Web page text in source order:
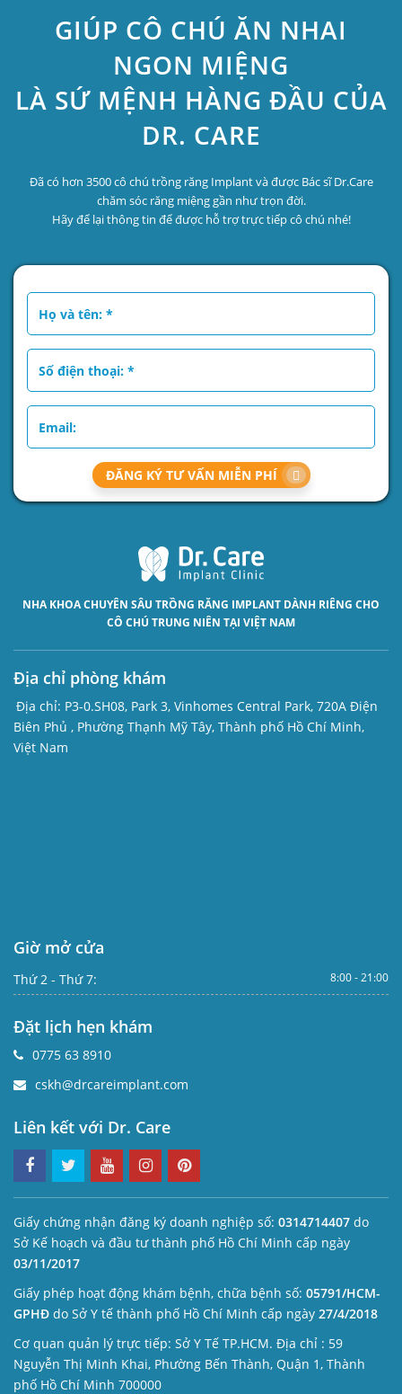
GIÚP CÔ CHÚ ĂN NHAI
NGON MIỆNG
LÀ SỨ MỆNH HÀNG ĐẦU CỦA
DR. CARE
Đã có hơn 3500 cô chú trồng răng Implant và được Bác sĩ Dr.Care
chăm sóc răng miệng gần như trọn đời.
Hãy để lại thông tin để được hỗ trợ trực tiếp cô chú nhé!
ĐĂNG KÝ TƯ VẤN MIỄN PHÍ
NHA KHOA CHUYÊN SÂU TRỒNG RĂNG IMPLANT DÀNH RIÊNG CHO
CÔ CHÚ TRUNG NIÊN TẠI VIỆT NAM
Địa chỉ phòng khám
Địa chỉ: P3-0.SH08, Park 3, Vinhomes Central Park, 720A Điện
Biên Phủ , Phường Thạnh Mỹ Tây, Thành phố Hồ Chí Minh,
Việt Nam
Giờ mở cửa
Thứ 2 - Thứ 7: 8:00 - 21:00
Đặt lịch hẹn khám
0775 63 8910
cskh@drcareimplant.com
Liên kết với Dr. Care
Giấy chứng nhận đăng ký doanh nghiệp số: 0314714407 do
Sở Kế hoạch và đầu tư thành phố Hồ Chí Minh cấp ngày
03/11/2017
Giấy phép hoạt động khám bệnh, chữa bệnh số: 05791/HCM-
GPHĐ do Sở Y tế thành phố Hồ Chí Minh cấp ngày 27/4/2018
Cơ quan quản lý trực tiếp: Sở Y Tế TP.HCM. Địa chỉ : 59
Nguyễn Thị Minh Khai, Phường Bến Thành, Quận 1, Thành
phố Hồ Chí Minh 700000